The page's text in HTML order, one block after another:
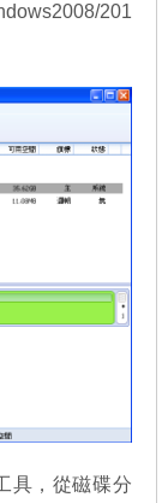
201
具，從磁碟分